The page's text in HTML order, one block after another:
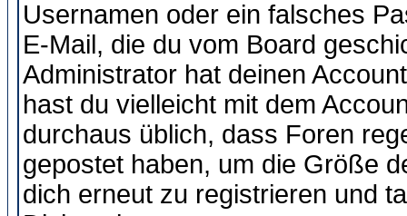
Usernamen oder ein falsches
E-Mail, die du vom Board
Administrator hat deinen
hast du vielleicht mit dem
durchaus üblich, dass Foren
gepostet haben, um die Größe
dich erneut zu registrieren und